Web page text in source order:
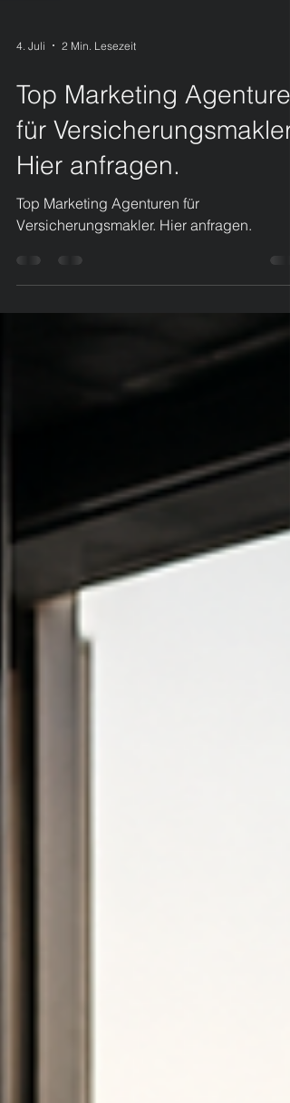
Top Marketing Agenturen
für Versicherungsmakler.
Hier anfragen.
Top Marketing Agenturen für
Versicherungsmakler. Hier anfragen.